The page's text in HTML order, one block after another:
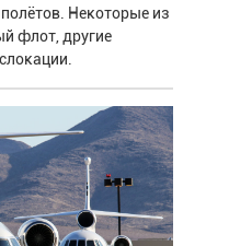
Некоторые из
флот, другие